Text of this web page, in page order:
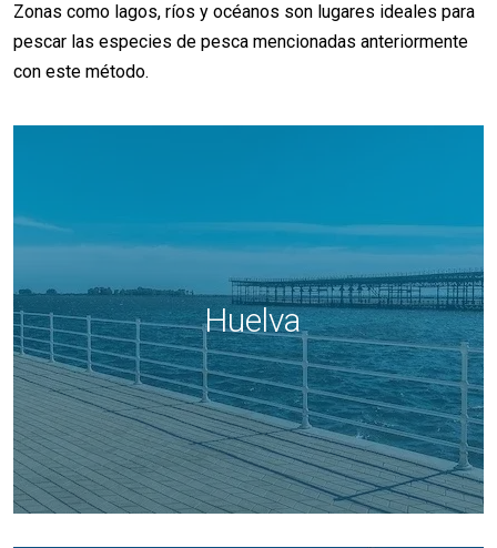
Zonas como lagos, ríos y océanos son lugares ideales para
pescar las especies de pesca mencionadas anteriormente
con este método.
Huelva